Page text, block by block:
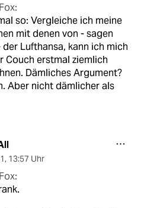
so: Vergleiche ich meine
mit denen von - sagen
Lufthansa, kann ich mich
Couch erstmal ziemlich
Dämliches Argument?
Aber nicht dämlicher als
, 13:57 Uhr